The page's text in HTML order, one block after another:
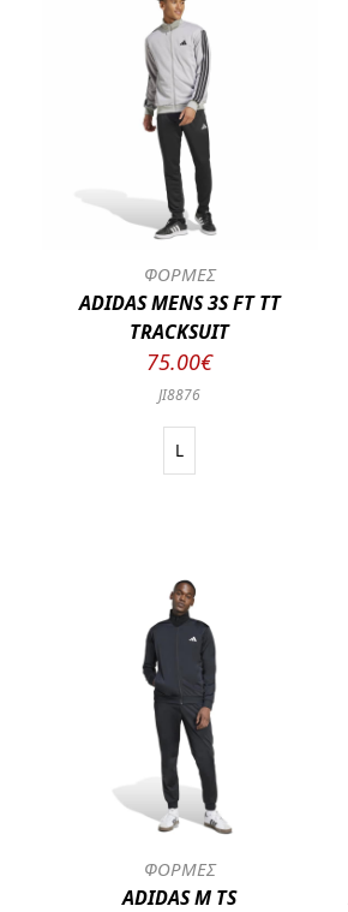
ΦΟΡΜΕΣ
ADIDAS MENS 3S FT TT
TRACKSUIT
75.00€
JI8876
L
ΦΟΡΜΕΣ
ADIDAS M TS